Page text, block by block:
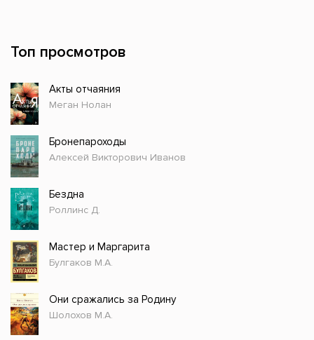
Топ просмотров
Акты отчаяния
Меган Нолан
Бронепароходы
Алексей Викторович Иванов
Бездна
Роллинс Д.
Мастер и Маргарита
Булгаков М.А.
Они сражались за Родину
Шолохов М.А.